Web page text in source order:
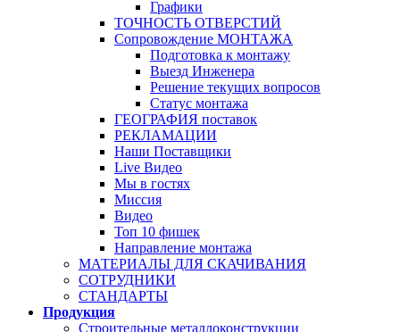
Графики
ТОЧНОСТЬ ОТВЕРСТИЙ
Сопровождение МОНТАЖА
Подготовка к монтажу
Выезд Инженера
Решение текущих вопросов
Статус монтажа
ГЕОГРАФИЯ поставок
РЕКЛАМАЦИИ
Наши Поставщики
Live Видео
Мы в гостях
Миссия
Видео
Топ 10 фишек
Направление монтажа
МАТЕРИАЛЫ ДЛЯ СКАЧИВАНИЯ
СОТРУДНИКИ
СТАНДАРТЫ
Продукция
Строительные металлоконструкции